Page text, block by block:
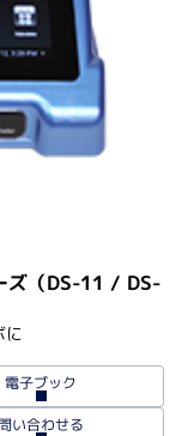
ズ（DS-11 / DS-
に
電子ブック
問い合わせる